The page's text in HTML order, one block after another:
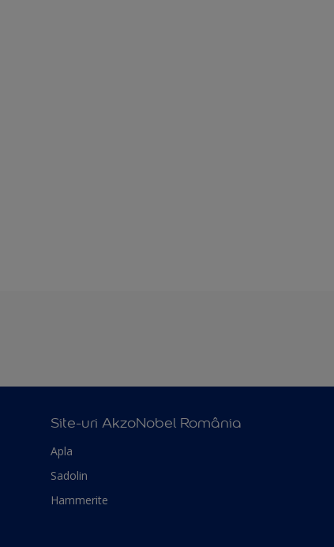
Site-uri AkzoNobel România
Apla
Sadolin
Hammerite